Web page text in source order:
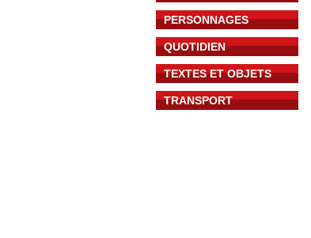
PERSONNAGES
QUOTIDIEN
TEXTES ET OBJETS
TRANSPORT